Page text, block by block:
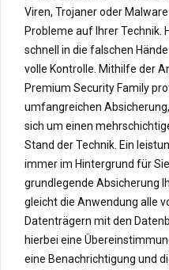
Viren, Trojaner oder
Probleme auf Ihrer Technik.
schnell in die falschen
volle Kontrolle. Mithilfe der
Premium Security Family
umfangreichen
sich um einen
Stand der Technik. Ein
immer im Hintergrund für
grundlegende Absicherung
gleicht die Anwendung alle
Datenträgern mit den
hierbei eine
eine Benachrichtigung und